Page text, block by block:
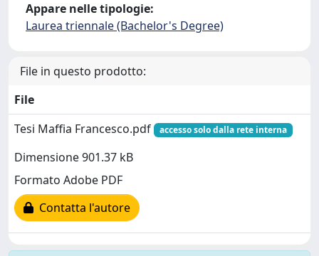
Appare nelle tipologie:
Laurea triennale (Bachelor's Degree)
File in questo prodotto:
File
Tesi Maffia Francesco.pdf
accesso solo dalla rete interna
Dimensione 901.37 kB
Formato Adobe PDF
Contatta l'autore